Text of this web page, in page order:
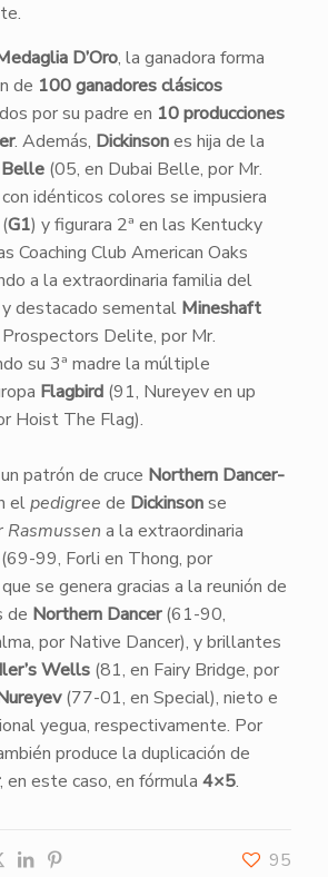
D’Oro, la ganadora forma
de 100 ganadores clásicos
por su padre en 10 producciones
. Además, Dickinsones hija de la
(05, en Dubai Belle, por Mr.
idénticos colores se impusiera
G1) y figurara 2ª en las Kentucky
Coaching Club American Oaks
a la extraordinaria familia del
destacado semental Mineshaft
Delite, por Mr.
su 3ª madre la múltiple
Flagbird(91, Nureyev en up
Hoist The Flag).
patrón de cruce Northern Dancer-
elpedigree de Dickinsonse
Rasmussen a la extraordinaria
99, Forli en Thong, por
se genera gracias a la reunión de
de Northern Dancer(61-90,
por Native Dancer), y brillantes
Wells(81, en Fairy Bridge, por
(77-01, en Special), nieto e
yegua, respectivamente. Por
produce la duplicación de
, en este caso, en fórmula 4×5.
95